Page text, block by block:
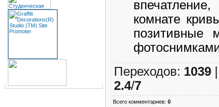
комнате
позитивные
Переходов: 1039
2.4/7
Всего комментариев: 0